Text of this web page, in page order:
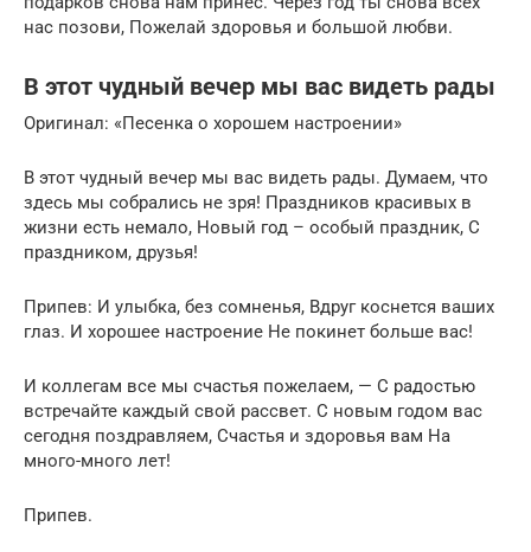
нас позови, Пожелай здоровья и большой любви.
В этот чудный вечер мы вас видеть рады
Оригинал: «Песенка о хорошем настроении»
В этот чудный вечер мы вас видеть рады. Думаем, что
здесь мы собрались не зря! Праздников красивых в
жизни есть немало, Новый год – особый праздник, С
праздником, друзья!
Припев: И улыбка, без сомненья, Вдруг коснется ваших
глаз. И хорошее настроение Не покинет больше вас!
И коллегам все мы счастья пожелаем, — С радостью
встречайте каждый свой рассвет. С новым годом вас
сегодня поздравляем, Счастья и здоровья вам На
много-много лет!
Припев.